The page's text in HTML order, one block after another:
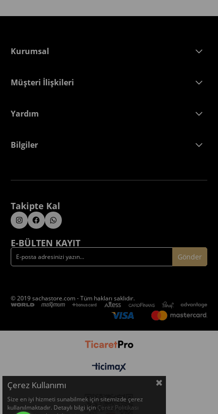
Kurumsal
Müşteri İlişkileri
Yardım
Bilgiler
Takipte Kal
E-BÜLTEN KAYIT
Gönder
© 2019 sachastore.com - Tüm hakları saklıdır.
Çerez Kullanımı
Size en iyi hizmeti sunabilmek için sitemizde çerez
kullanılmaktadır. Detaylı bilgi için Çerez Politikası